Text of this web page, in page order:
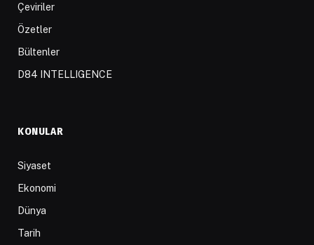
Çeviriler
Özetler
Bültenler
D84 INTELLIGENCE
KONULAR
Siyaset
Ekonomi
Dünya
Tarih